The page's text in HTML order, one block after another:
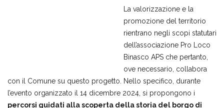
La valorizzazione e la
promozione del territorio
rientrano negli scopi statutari
dell’associazione Pro Loco
Binasco APS che pertanto,
ove necessario, collabora
con il Comune su questo progetto. Nello specifico, durante
l’evento organizzato il 14 dicembre 2024, si propongono i
percorsi guidati alla scoperta della storia del borgo di